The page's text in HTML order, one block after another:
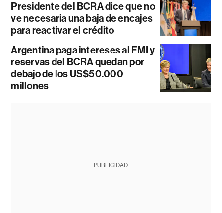
Presidente del BCRA dice que no
ve necesaria una baja de encajes
para reactivar el crédito
Argentina paga intereses al FMI y
reservas del BCRA quedan por
debajo de los US$50.000
millones
PUBLICIDAD